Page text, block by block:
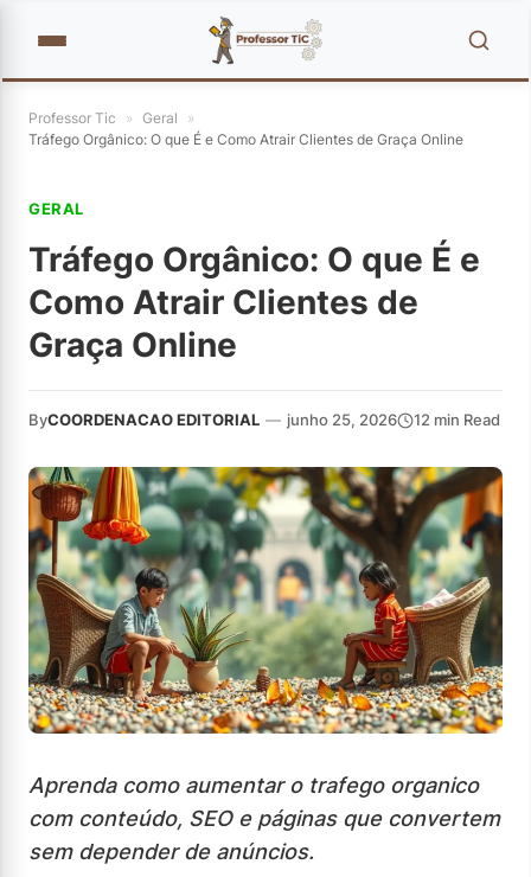
Professor Tic » Geral
»
Tráfego Orgânico: O que É e Como Atrair Clientes de Graça Online
GERAL
Tráfego Orgânico: O que É e
Como Atrair Clientes de
Graça Online
ByCOORDENACAO EDITORIAL — junho 25, 2026 12 min Read
Aprenda como aumentar o trafego organico
com conteúdo, SEO e páginas que convertem
sem depender de anúncios.